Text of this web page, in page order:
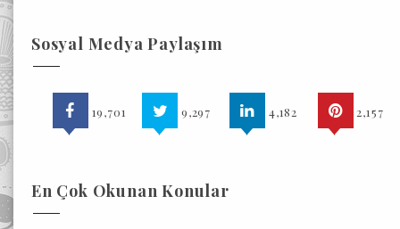
Sosyal Medya Paylaşım
19,701 9,297 4,182 2,157
En Çok Okunan Konular